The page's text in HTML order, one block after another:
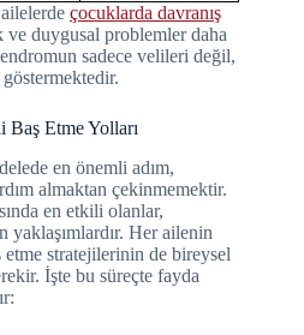
çocuklarda davranış
ve duygusal problemler daha
sadece velileri değil,
Etme Yolları
en önemli adım,
almaktan çekinmemektir.
en etkili olanlar,
yaklaşımlardır. Her ailenin
stratejilerinin de bireysel
İşte bu süreçte fayda